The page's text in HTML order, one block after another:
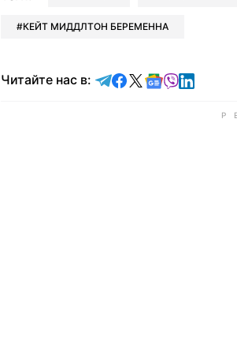
КЕЙТ МИДДЛТОН БЕРЕМЕННА
Читайте нас в: Читайте в Telegram
Читайте в
Читайте в X
Читайте в
Читайте